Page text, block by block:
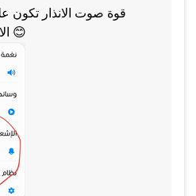
قوة صوت الانذار
😊